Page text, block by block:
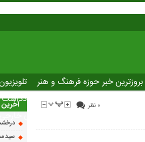
بروزترین خبر حوزه فرهنگ و هنر
پلاس مدیا یادداشت
دانلود فیلم های
۰ نظر
آخرین
درخشش
سید